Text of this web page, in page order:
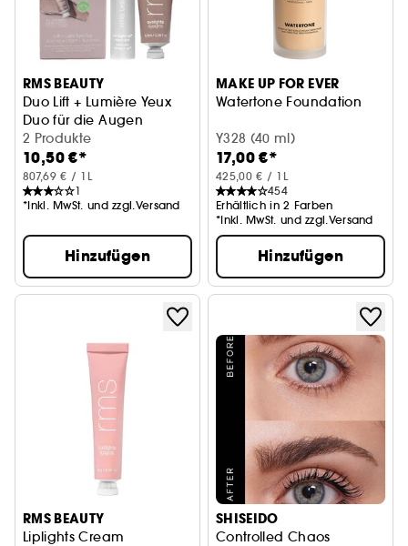
RMS BEAUTY
Duo Lift + Lumière Yeux
Duo für die Augen
2 Produkte
10,50 €*
807,69 € / 1L
1
*Inkl. MwSt. und zzgl.Versand
Hinzufügen
MAKE UP FOR EVER
Watertone Foundation
Y328 (40 ml)
17,00 €*
425,00 € / 1L
454
Erhältlich in 2 Farben
*Inkl. MwSt. und zzgl.Versand
Hinzufügen
RMS BEAUTY
Liplights Cream
SHISEIDO
Controlled Chaos